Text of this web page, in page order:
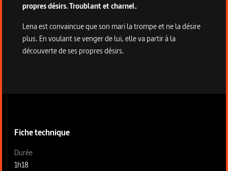
propres désirs. Troublant et charnel.
Lena est convaincue que son mari la trompe et ne la désire
plus. En voulant se venger de lui, elle va partir à la
découverte de ses propres désirs.
Fiche technique
Fiche technique section gauche
Durée
1h18